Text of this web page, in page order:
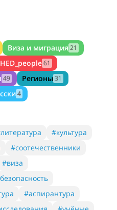
Виза и миграция 21
HED_people61
49 Регионы31
4
#культура
#соотечественники
#виза
#аспирантура